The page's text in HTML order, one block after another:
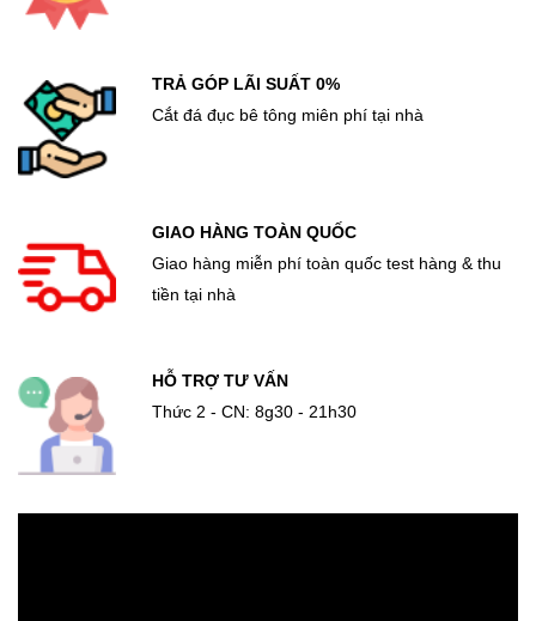
TRẢ GÓP LÃI SUẤT 0%
Cắt đá đục bê tông miên phí tại nhà
GIAO HÀNG TOÀN QUỐC
Giao hàng miễn phí toàn quốc test hàng & thu
tiền tại nhà
HỖ TRỢ TƯ VẤN
Thức 2 - CN: 8g30 - 21h30